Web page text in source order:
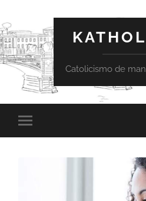
Catolicismo de
Toggle
mobile